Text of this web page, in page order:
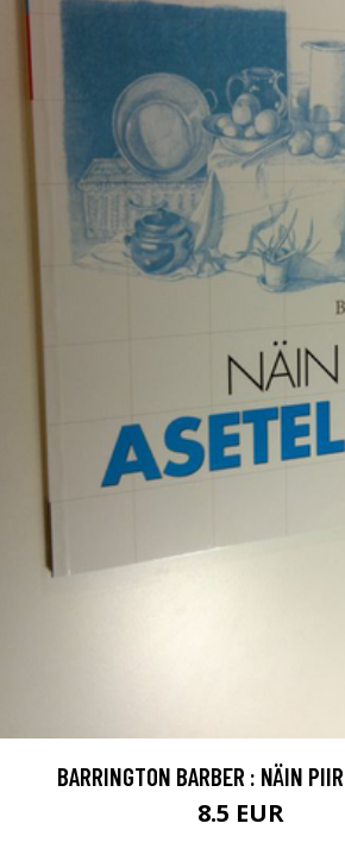
BARRINGTON BARBER : NÄIN
8.5 EUR